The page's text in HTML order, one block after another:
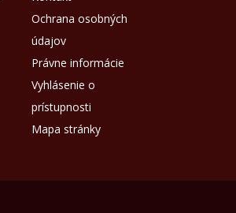
Ochrana osobných
údajov
Právne informácie
Vyhlásenie o
prístupnosti
Mapa stránky